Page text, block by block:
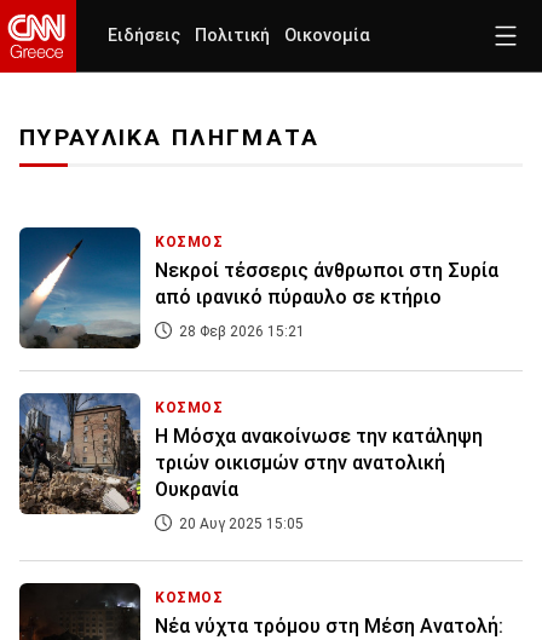
Ειδήσεις Πολιτική Οικονομία
ΠΥΡΑΥΛΙΚΑ ΠΛΗΓΜΑΤΑ
ΚΟΣΜΟΣ
Νεκροί τέσσερις άνθρωποι στη Συρία
από ιρανικό πύραυλο σε κτήριο
28 Φεβ 2026 15:21
ΚΟΣΜΟΣ
Η Μόσχα ανακοίνωσε την κατάληψη
τριών οικισμών στην ανατολική
Ουκρανία
20 Αυγ 2025 15:05
ΚΟΣΜΟΣ
Νέα νύχτα τρόμου στη Μέση Ανατολή: